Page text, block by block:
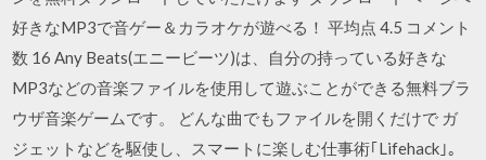
好きなMP3で音ゲー＆カラオケが遊べる！ 平均点 4.5 コメント
数 16 Any Beats(エニービーツ)は、自分の持っている好きな
MP3などの音楽ファイルを使用して遊ぶことができる無料ブラ
ウザ音楽ゲームです。 どんな曲でもファイルを開くだけで ガ
ジェットなどを駆使し、スマートに楽しむ仕事術｢Lifehack｣。